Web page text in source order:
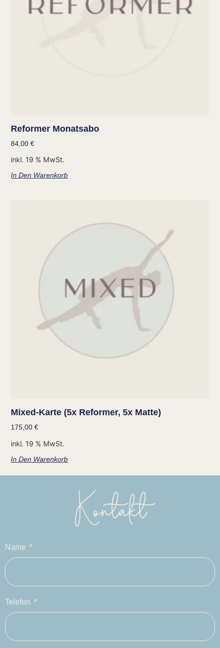
Reformer Monatsabo
84,00€
inkl. 19 % MwSt.
In Den Warenkorb
Mixed-Karte (5x Reformer, 5x Matte)
175,00€
inkl. 19 % MwSt.
In Den Warenkorb
Kontakt
Name
Telefon